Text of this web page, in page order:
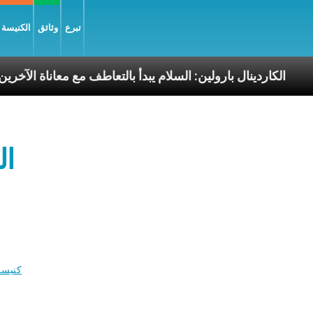
وثائق تبرع
الكاردينال بارولين: السلام يبدأ بالتعاطف مع